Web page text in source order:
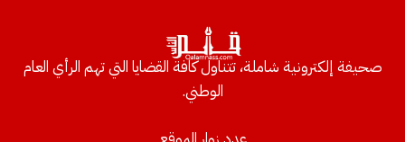
صحيفة إلكترونية شاملة، تتناول كافة القضايا التي تهم الرأي العام
الوطني.